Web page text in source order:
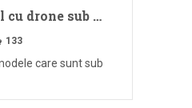
cu drone sub …
133
care sunt sub